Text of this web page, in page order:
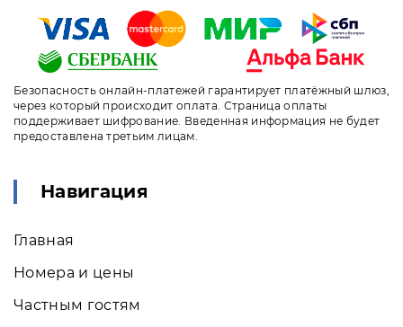
Безопасность онлайн-платежей гарантирует платёжный шлюз,
через который происходит оплата. Страница оплаты
поддерживает шифрование. Введенная информация не будет
предоставлена третьим лицам.
Навигация
Главная
Номера и цены
Частным гостям